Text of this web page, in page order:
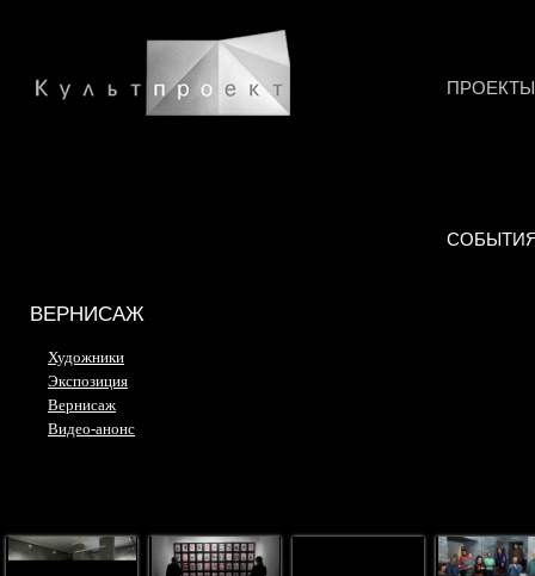
ПРОЕКТЫ
ВЕРНИСАЖ
Художники
Экспозиция
Вернисаж
Видео-анонс